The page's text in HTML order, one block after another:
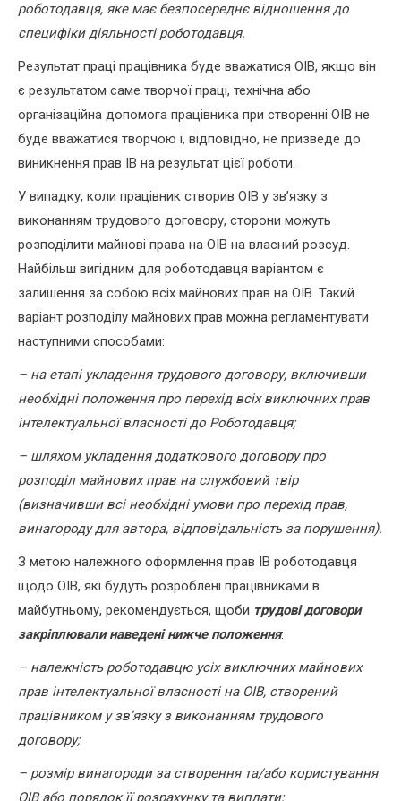
роботодавця, яке має безпосереднє відношення до
специфіки діяльності роботодавця.
Результат праці працівника буде вважатися ОІВ, якщо він
є результатом саме творчої праці, технічна або
організаційна допомога працівника при створенні ОІВ не
буде вважатися творчою і, відповідно, не призведе до
виникнення прав ІВ на результат цієї роботи.
У випадку, коли працівник створив ОІВ у зв’язку з
виконанням трудового договору, сторони можуть
розподілити майнові права на ОІВ на власний розсуд.
Найбільш вигідним для роботодавця варіантом є
залишення за собою всіх майнових прав на ОІВ. Такий
варіант розподілу майнових прав можна регламентувати
наступними способами:
– на етапі укладення трудового договору, включивши
необхідні положення про перехід всіх виключних прав
інтелектуальної власності до Роботодавця;
– шляхом укладення додаткового договору про
розподіл майнових прав на службовий твір
(визначивши всі необхідні умови про перехід прав,
винагороду для автора, відповідальність за порушення).
З метою належного оформлення прав ІВ роботодавця
щодо ОІВ, які будуть розроблені працівниками в
майбутньому, рекомендується, щоби трудові договори
закріплювали наведені нижче положення:
– належність роботодавцю усіх виключних майнових
прав інтелектуальної власності на ОІВ, створений
працівником у зв’язку з виконанням трудового
договору;
– розмір винагороди за створення та/або користування
ОІВ або порядок її розрахунку та виплати;